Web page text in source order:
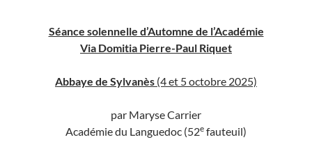
Séance solennelle d’Automne de l’Académie
Via Domitia Pierre-Paul Riquet
Abbaye de Sylvanès (4 et 5 octobre 2025)
par Maryse Carrier
Académie du Languedoc (52e fauteuil)